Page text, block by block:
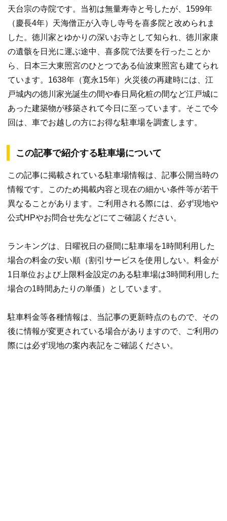
天台宗の寺院です。当初は無量寿寺と号したが、1599年
（慶長4年）天海僧正が入寺し寺号を喜多院と改められま
した。徳川家とゆかりの深いお寺として知られ、徳川家康
の遺骸を日光に運ぶ途中、喜多院で法要を行ったことか
ら、日本三大東照宮のひとつである仙波東照宮も建てられ
ています。1638年（寛永15年）火災後の再建時には、江
戸城内の徳川家光誕生の間や春日局化粧の間など江戸城に
あった建築物が移築されて今日に至っています。そこで今
回は、車でお越しの方にお得な駐車場を調査します。
この記事で紹介する駐車場について
この記事に掲載されている駐車場情報は、記事公開当時の
情報です。このため掲載内容と現在の細かい条件等が若干
異なることがあります。ご利用される際には、必ず現地や
公式HPやお問合せ先などにてご確認ください。
ランキングは、日曜祝日の昼間に駐車場を1時間利用した
場合の料金の安い順（割引サービスを使用しない。料金が
1日単位および上限料金設定のある駐車場は3時間利用した
場合の1時間あたりの単価）としています。
駐車料金等各種情報は、当記事の更新時点のもので、その
後に情報が変更されている場合がありますので、ご利用の
際には必ず現地の案内表記をご確認ください。